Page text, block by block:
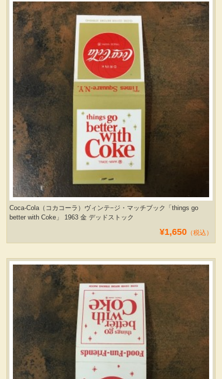
Coca-Cola（コカコーラ）ヴィンテ−ジ・マッチブック「things go
better with Coke」 1963 金 デッドストック
¥1,650（税込）